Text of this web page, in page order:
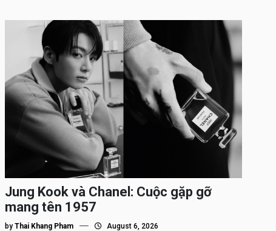
Jung Kook và Chanel: Cuộc gặp gỡ
mang tên 1957
byThai Khang Pham August 6, 2026